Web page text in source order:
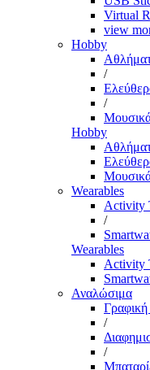
Virtual
view
Hobby
/
/
Hobby
Wearables
Activity
/
Wearables
Activity
Αναλώσιμα
/
/